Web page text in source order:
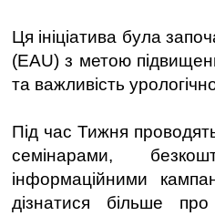
Ця ініціатива була
(EAU) з метою
та важливість
Під час Тижня
семінарами,
інформаційними
дізнатися більше